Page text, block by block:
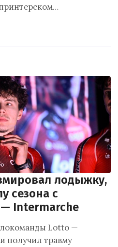
лодыжку,
сезона с
Intermarche
Lotto —
получил травму